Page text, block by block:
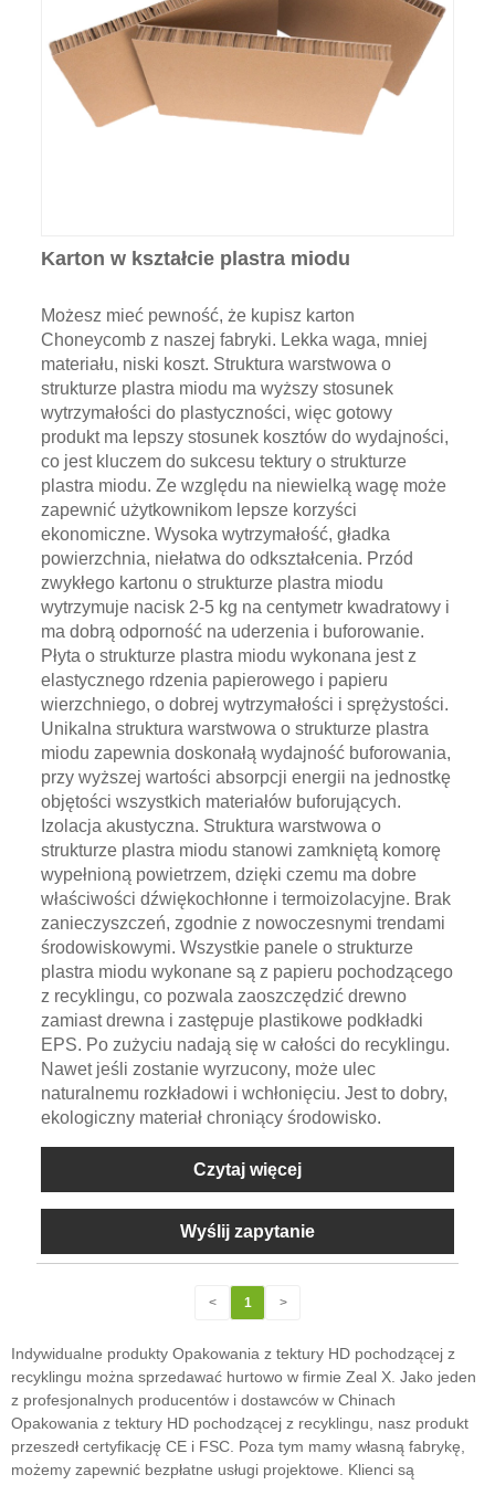
Karton w kształcie plastra miodu
Możesz mieć pewność, że kupisz karton
Choneycomb z naszej fabryki. Lekka waga, mniej
materiału, niski koszt. Struktura warstwowa o
strukturze plastra miodu ma wyższy stosunek
wytrzymałości do plastyczności, więc gotowy
produkt ma lepszy stosunek kosztów do wydajności,
co jest kluczem do sukcesu tektury o strukturze
plastra miodu. Ze względu na niewielką wagę może
zapewnić użytkownikom lepsze korzyści
ekonomiczne. Wysoka wytrzymałość, gładka
powierzchnia, niełatwa do odkształcenia. Przód
zwykłego kartonu o strukturze plastra miodu
wytrzymuje nacisk 2-5 kg ​​na centymetr kwadratowy i
ma dobrą odporność na uderzenia i buforowanie.
Płyta o strukturze plastra miodu wykonana jest z
elastycznego rdzenia papierowego i papieru
wierzchniego, o dobrej wytrzymałości i sprężystości.
Unikalna struktura warstwowa o strukturze plastra
miodu zapewnia doskonałą wydajność buforowania,
przy wyższej wartości absorpcji energii na jednostkę
objętości wszystkich materiałów buforujących.
Izolacja akustyczna. Struktura warstwowa o
strukturze plastra miodu stanowi zamkniętą komorę
wypełnioną powietrzem, dzięki czemu ma dobre
właściwości dźwiękochłonne i termoizolacyjne. Brak
zanieczyszczeń, zgodnie z nowoczesnymi trendami
środowiskowymi. Wszystkie panele o strukturze
plastra miodu wykonane są z papieru pochodzącego
z recyklingu, co pozwala zaoszczędzić drewno
zamiast drewna i zastępuje plastikowe podkładki
EPS. Po zużyciu nadają się w całości do recyklingu.
Nawet jeśli zostanie wyrzucony, może ulec
naturalnemu rozkładowi i wchłonięciu. Jest to dobry,
ekologiczny materiał chroniący środowisko.
Czytaj więcej
Wyślij zapytanie
< 1 >
Indywidualne produkty Opakowania z tektury HD pochodzącej z
recyklingu można sprzedawać hurtowo w firmie Zeal X. Jako jeden
z profesjonalnych producentów i dostawców w Chinach
Opakowania z tektury HD pochodzącej z recyklingu, nasz produkt
przeszedł certyfikację CE i FSC. Poza tym mamy własną fabrykę,
możemy zapewnić bezpłatne usługi projektowe. Klienci są